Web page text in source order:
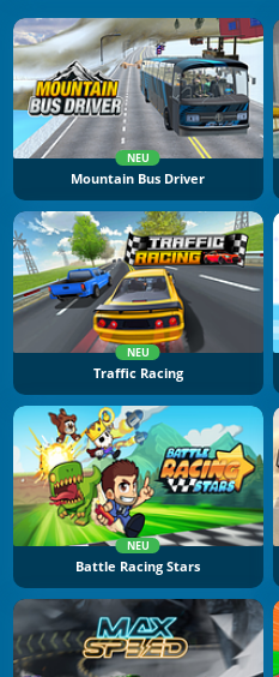
NEU
Mountain Bus Driver
NEU
Traffic Racing
NEU
Battle Racing Stars